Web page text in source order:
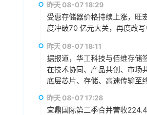
昨天 08-07 18:29
受惠存储器价格持续上涨，旺
度冲破70 亿元大关，再度改
昨天 08-07 18:11
据报道，华工科技与佰维存储
在技术协同、产品共创、市场
底层芯片、存储、高速传输至
昨天 08-07 17:28
宜鼎国际第二季合并营收